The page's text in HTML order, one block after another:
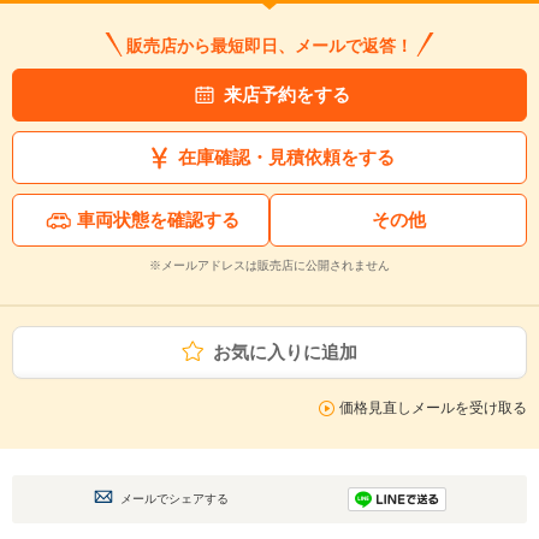
販売店から最短即日、メールで返答！
来店予約をする
在庫確認・見積依頼をする
車両状態を確認する その他
※メールアドレスは販売店に公開されません
お気に入りに追加
価格見直しメールを受け取る
メールでシェアする